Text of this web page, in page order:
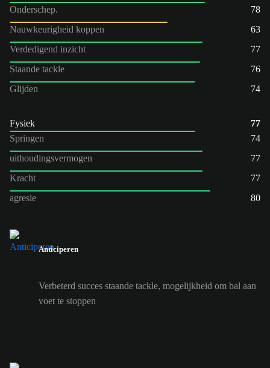
Onderschep.
78
Nauwkeurigheid koppen
63
Verdedigend inzicht
77
Staande tackle
76
Glijden
74
Fysiek
77
Springen
74
uithoudingsvermogen
77
Kracht
77
agresie
80
Anticiperen
Verbeterd succes staande tackle, mogelijkheid om bal aan
voet te stoppen